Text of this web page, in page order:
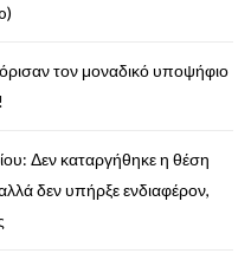
τον μοναδικό υποψήφιο
Δεν καταργήθηκε η θέση
δεν υπήρξε ενδιαφέρον,